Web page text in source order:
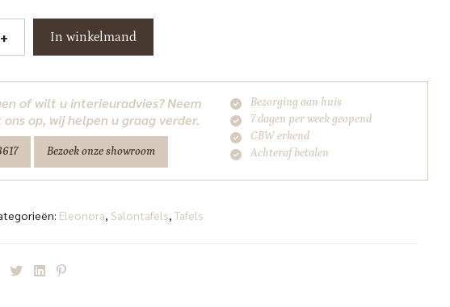
+ In winkelmand
of wilt u interieuradvies? Neem
op, wij helpen u graag verder.
Bezoek onze showroom
Bezorging aan huis
7 dagen per week geopend
CBW erkend
Achteraf betalen
Eleonora, Salontafels, Tafels